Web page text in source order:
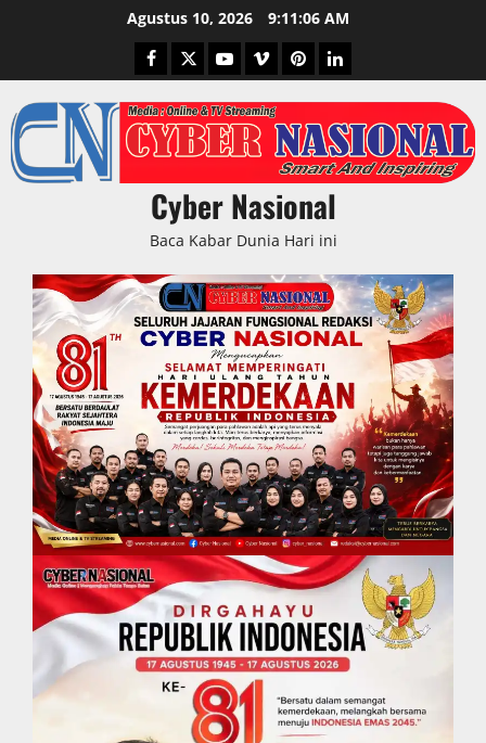
Agustus 10, 2026 9:11:07 AM
Facebook
TwitterYoutubeVimeoPinterestLinkedIn
Cyber Nasional
Baca Kabar Dunia Hari ini